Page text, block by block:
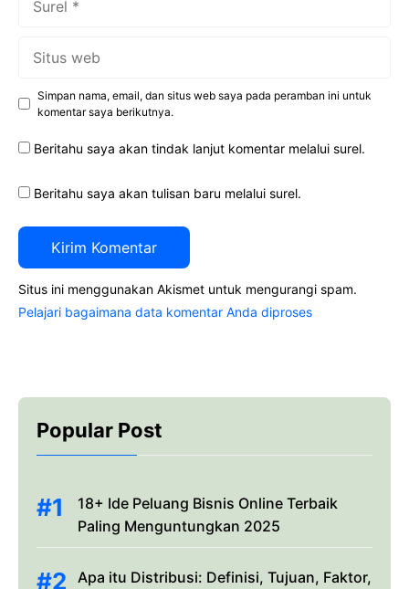
Simpan nama, email, dan situs web saya pada peramban ini untuk
komentar saya berikutnya.
Beritahu saya akan tindak lanjut komentar melalui surel.
Beritahu saya akan tulisan baru melalui surel.
Situs ini menggunakan Akismet untuk mengurangi spam.
Pelajari bagaimana data komentar Anda diproses
Popular Post
18+ Ide Peluang Bisnis Online Terbaik
Paling Menguntungkan 2025
Apa itu Distribusi: Definisi, Tujuan, Faktor,